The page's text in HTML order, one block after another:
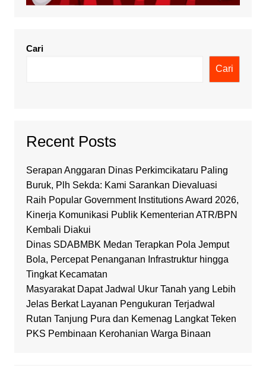
Cari
Cari
Recent Posts
Serapan Anggaran Dinas Perkimcikataru Paling
Buruk, Plh Sekda: Kami Sarankan Dievaluasi
Raih Popular Government Institutions Award 2026,
Kinerja Komunikasi Publik Kementerian ATR/BPN
Kembali Diakui
Dinas SDABMBK Medan Terapkan Pola Jemput
Bola, Percepat Penanganan Infrastruktur hingga
Tingkat Kecamatan
Masyarakat Dapat Jadwal Ukur Tanah yang Lebih
Jelas Berkat Layanan Pengukuran Terjadwal
Rutan Tanjung Pura dan Kemenag Langkat Teken
PKS Pembinaan Kerohanian Warga Binaan